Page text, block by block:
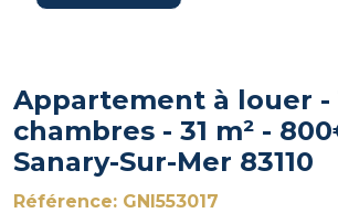
Appartement à louer -
chambres - 31 m² -
Sanary-Sur-Mer 83110
Référence: GNI553017